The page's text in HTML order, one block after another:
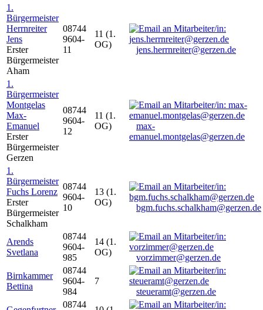
1.
Bürgermeister
Herrnreiter
Jens
Erster
Bürgermeister
Aham
08744
9604-
11
11 (1.
OG)
jens.herrnreiter@gerzen.de
1.
Bürgermeister
Montgelas
Max-
Emanuel
Erster
Bürgermeister
Gerzen
08744
9604-
12
11 (1.
OG)
max-
emanuel.montgelas@gerzen.de
1.
Bürgermeister
Fuchs Lorenz
Erster
Bürgermeister
Schalkham
08744
9604-
10
13 (1.
OG)
bgm.fuchs.schalkham@gerzen.de
Arends
Svetlana
08744
9604-
985
14 (1.
OG)
vorzimmer@gerzen.de
Birnkammer
Bettina
08744
9604-
984
7
steueramt@gerzen.de
08744